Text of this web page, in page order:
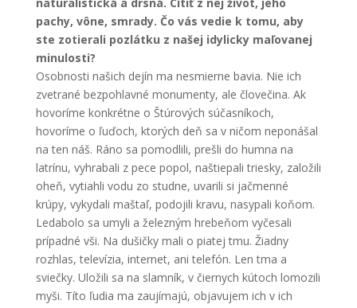
pachy, vône, smrady. Čo vás vedie k tomu, aby
ste zotierali pozlátku z našej idylicky maľovanej
minulosti?
Osobnosti našich dejín ma nesmierne bavia. Nie ich
zvetrané bezpohlavné monumenty, ale človečina. Ak
hovoríme konkrétne o Štúrových súčasníkoch,
hovoríme o ľuďoch, ktorých deň sa v ničom neponášal
na ten náš. Ráno sa pomodlili, prešli do humna na
latrínu, vyhrabali z pece popol, naštiepali triesky, založili
oheň, vytiahli vodu zo studne, uvarili si jačmenné
krúpy, vykydali maštaľ, podojili kravu, nasypali koňom.
Ledabolo sa umyli a železným hrebeňom vyčesali
prípadné vši. Na dušičky mali o piatej tmu. Žiadny
rozhlas, televízia, internet, ani telefón. Len tma a
sviečky. Uložili sa na slamník, v čiernych kútoch lomozili
myši. Títo ľudia ma zaujímajú, objavujem ich v ich